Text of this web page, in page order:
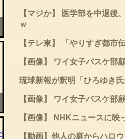
【マジか】 医学部を中退後
ｗ
【テレ東】 「やりすぎ都市
【画像】 ワイ女子バスケ部
琉球新報が釈明「ひろゆき
【画像】 ワイ女子バスケ部
【画像】 NHKニュースに
【動画】他人の庭からハロ